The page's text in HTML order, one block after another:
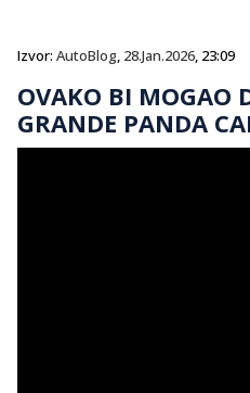
Izvor: AutoBlog, 28.Jan.2026, 23:09
OVAKO BI MOGAO
GRANDE PANDA